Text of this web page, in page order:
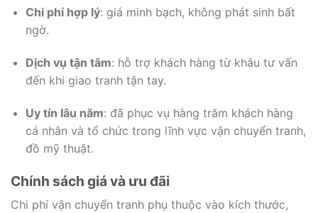
Chi phí hợp lý: giá minh bạch, không phát sinh bất
ngờ.
Dịch vụ tận tâm: hỗ trợ khách hàng từ khâu tư vấn
đến khi giao tranh tận tay.
Uy tín lâu năm: đã phục vụ hàng trăm khách hàng
cá nhân và tổ chức trong lĩnh vực vận chuyển tranh,
đồ mỹ thuật.
Chính sách giá và ưu đãi
Chi phí vận chuyển tranh phụ thuộc vào kích thước,